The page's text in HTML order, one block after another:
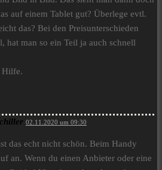
auf einem Tablet gut? Überlege evtl.
das? Bei den Preisunterschieden
hat man so ein Teil ja auch schnell
Hilfe.
02.11.2020 um 09:30
das echt nicht schön. Beim Handy
an. Wenn du einen Anbieter oder eine